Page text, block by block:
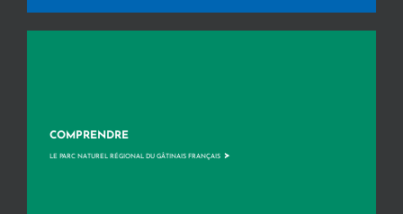
COMPRENDRE
LE PARC NATUREL RÉGIONAL DU GÂTINAIS FRANÇAIS >